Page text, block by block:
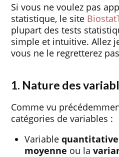
Si vous ne voulez pas
statistique, le site
plupart des tests
simple et intuitive. Allez
vous ne le regretterez
1. Nature des
Comme vu
catégories de variables :
Variablequantitative
moyenne ou la